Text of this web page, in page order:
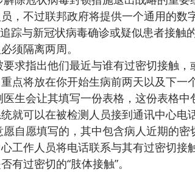
，不过联邦政府将提供一个通用的数
踪与新冠状病毒确诊或疑似患者接触
须隔离两周。
求指出他们最近与谁有过密切接触
点将放在你开始生病前两天以及下一
生会让其填写一份表格，这份表格
就可以在被检测人员接到通讯中心电
自愿填写的，其中包含病人近期的
工作人员将电话联系与其有过密切接
有过密切的“肢体接触”。